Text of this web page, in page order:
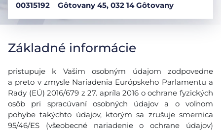
00315192
Gôtovany 45, 032 14 Gôtovany
Základné informácie
pristupuje k Vašim osobným údajom zodpovedne
a preto v zmysle Nariadenia Európskeho Parlamentu a
Rady (EÚ) 2016/679 z 27. apríla 2016 o ochrane fyzických
osôb pri spracúvaní osobných údajov a o voľnom
pohybe takýchto údajov, ktorým sa zrušuje smernica
95/46/ES (všeobecné nariadenie o ochrane údajov)